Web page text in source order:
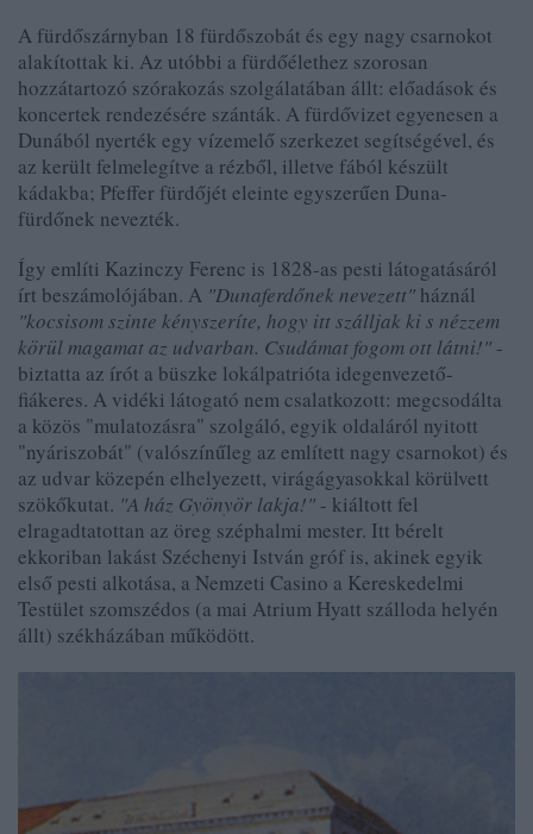
A fürdőszárnyban 18 fürdőszobát és egy nagy csarnokot
alakítottak ki. Az utóbbi a fürdőélethez szorosan
hozzátartozó szórakozás szolgálatában állt: előadások és
koncertek rendezésére szánták. A fürdővizet egyenesen a
Dunából nyerték egy vízemelő szerkezet segítségével, és
az került felmelegítve a rézből, illetve fából készült
kádakba; Pfeffer fürdőjét eleinte egyszerűen Duna-
fürdőnek nevezték.
Így említi Kazinczy Ferenc is 1828-as pesti látogatásáról
írt beszámolójában. A "Dunaferdőnek nevezett" háznál
"kocsisom szinte kényszeríte, hogy itt szálljak ki s nézzem
körül magamat az udvarban. Csudámat fogom ott látni!" -
biztatta az írót a büszke lokálpatrióta idegenvezető-
fiákeres. A vidéki látogató nem csalatkozott: megcsodálta
a közös "mulatozásra" szolgáló, egyik oldaláról nyitott
"nyáriszobát" (valószínűleg az említett nagy csarnokot) és
az udvar közepén elhelyezett, virágágyasokkal körülvett
szökőkutat. "A ház Gyönyör lakja!" - kiáltott fel
elragadtatottan az öreg széphalmi mester. Itt bérelt
ekkoriban lakást Széchenyi István gróf is, akinek egyik
első pesti alkotása, a Nemzeti Casino a Kereskedelmi
Testület szomszédos (a mai Atrium Hyatt szálloda helyén
állt) székházában működött.